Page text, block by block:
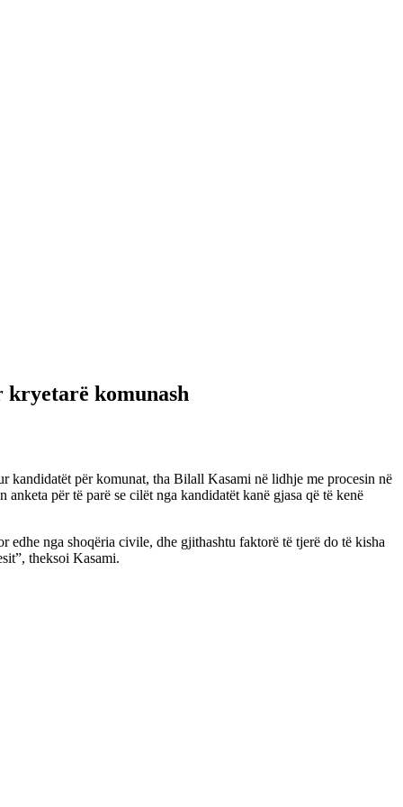
komunash
kandidatët për komunat, tha Bilall Kasami në lidhje me procesin në
për të parë se cilët nga kandidatët kanë gjasa që të kenë
edhe nga shoqëria civile, dhe gjithashtu faktorë të tjerë do të kisha
theksoi Kasami.